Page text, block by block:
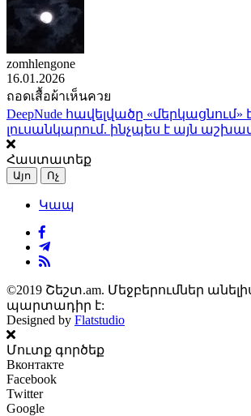
zomhlengone
16.01.2026
ถอดเสื้อผ้าเห็นควย
DeepNude հավելվածը
լուսանկարում. ինչպես է այն
Հաստատեք
Այո Ոչ
Կապ
©2019 Շեշտ.am. Մեջբերումներ
պարտադիր է:
Designed by Flatstudio
Մուտք գործեք
Вконтакте
Facebook
Twitter
Google